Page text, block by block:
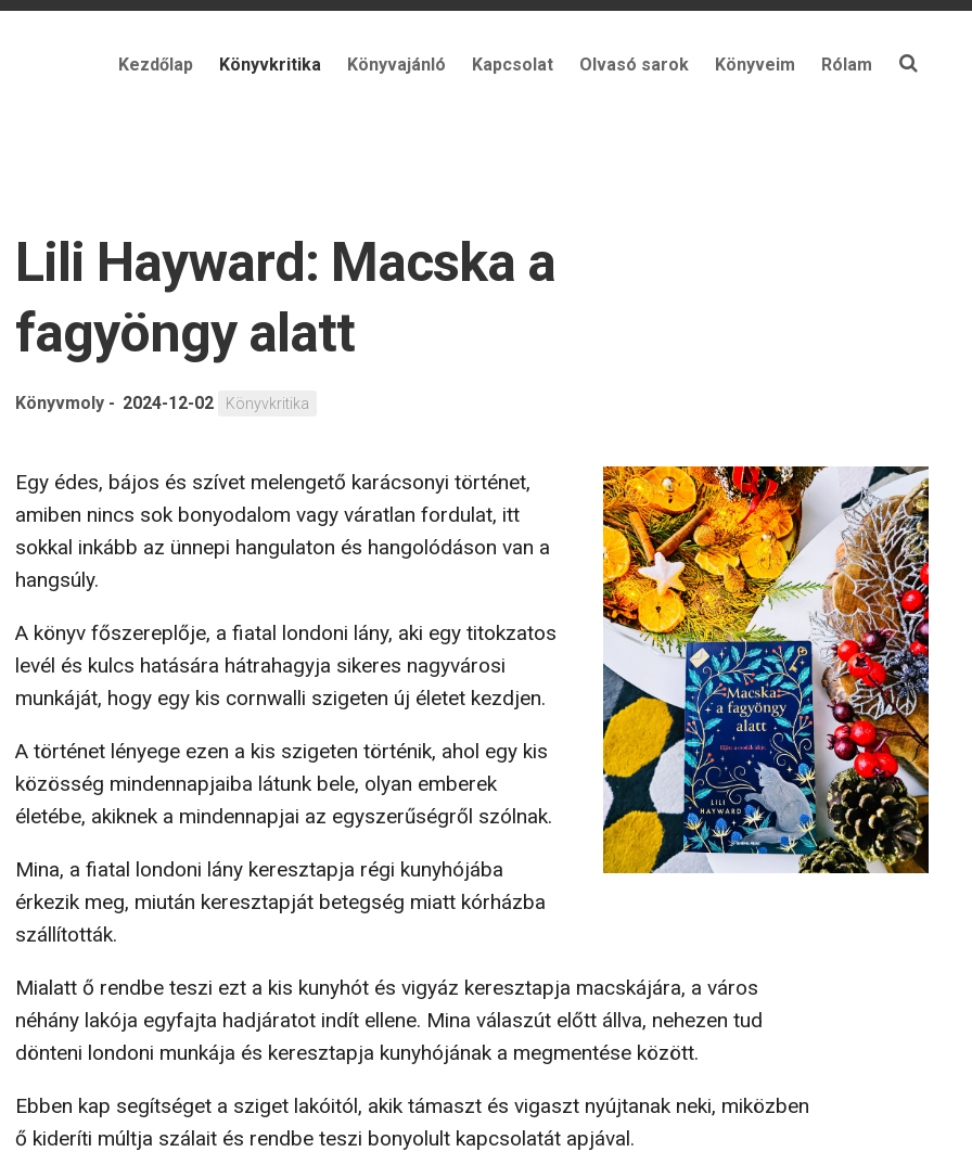
Kezdőlap Könyvkritika Könyvajánló Kapcsolat Olvasó sarok Könyveim Rólam
Lili Hayward: Macska a
fagyöngy alatt
Könyvmoly - 2024-12-02 Könyvkritika
Egy édes, bájos és szívet melengető karácsonyi történet,
amiben nincs sok bonyodalom vagy váratlan fordulat, itt
sokkal inkább az ünnepi hangulaton és hangolódáson van a
hangsúly.
A könyv főszereplője, a fiatal londoni lány, aki egy titokzatos
levél és kulcs hatására hátrahagyja sikeres nagyvárosi
munkáját, hogy egy kis cornwalli szigeten új életet kezdjen.
A történet lényege ezen a kis szigeten történik, ahol egy kis
közösség mindennapjaiba látunk bele, olyan emberek
életébe, akiknek a mindennapjai az egyszerűségről szólnak.
Mina, a fiatal londoni lány keresztapja régi kunyhójába
érkezik meg, miután keresztapját betegség miatt kórházba
szállították.
Mialatt ő rendbe teszi ezt a kis kunyhót és vigyáz keresztapja macskájára, a város
néhány lakója egyfajta hadjáratot indít ellene. Mina válaszút előtt állva, nehezen tud
dönteni londoni munkája és keresztapja kunyhójának a megmentése között.
Ebben kap segítséget a sziget lakóitól, akik támaszt és vigaszt nyújtanak neki, miközben
ő kideríti múltja szálait és rendbe teszi bonyolult kapcsolatát apjával.